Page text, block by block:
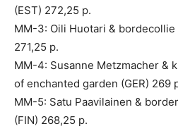
(EST) 272,25 p.
MM-3: Oili Huotari & bordecollie
271,25 p.
MM-4: Susanne Metzmacher &
of enchanted garden (GER) 269
MM-5: Satu Paavilainen &
(FIN) 268,25 p.